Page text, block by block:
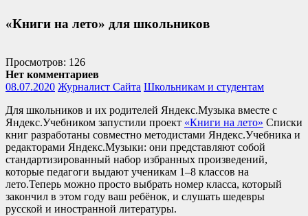
«Книги на лето» для школьников
Просмотров: 126
Нет комментариев
08.07.2020 Журналист Сайта Школьникам и студентам
Для школьников и их родителей Яндекс.Музыка вместе с
Яндекс.Учебником запустили проект «Книги на лето» Списки
книг разработаны совместно методистами Яндекс.Учебника и
редакторами Яндекс.Музыки: они представляют собой
стандартизированный набор избранных произведений,
которые педагоги выдают ученикам 1–8 классов на
лето.Теперь можно просто выбрать номер класса, который
закончил в этом году ваш ребёнок, и слушать шедевры
русской и иностранной литературы.